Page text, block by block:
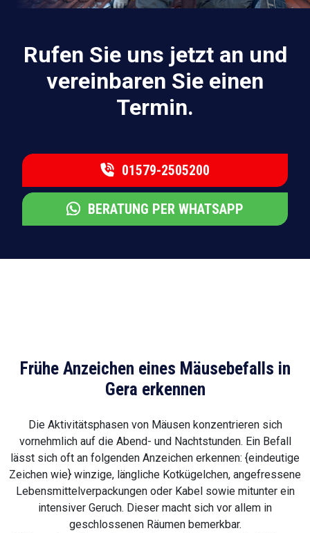
Rufen Sie uns jetzt an und
vereinbaren Sie einen
Termin.
01579-2505200
BERATUNG PER WHATSAPP
Frühe Anzeichen eines Mäusebefalls in
Gera erkennen
Die Aktivitätsphasen von Mäusen konzentrieren sich
vornehmlich auf die Abend- und Nachtstunden. Ein Befall
lässt sich oft an folgenden Anzeichen erkennen: {eindeutige
Zeichen wie} winzige, längliche Kotkügelchen, angefressene
Lebensmittelverpackungen oder Kabel sowie mitunter ein
intensiver Geruch. Dieser macht sich vor allem in
geschlossenen Räumen bemerkbar.